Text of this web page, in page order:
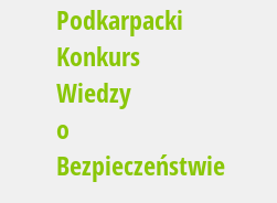
Podkarpacki
Konkurs
Wiedzy
o
Bezpieczeństwie